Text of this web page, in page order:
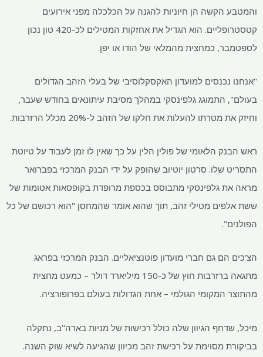
והמטבע הקשה הן חיוניות להגנה על הכלכלה מפני אירועים
קטסטרופליים. הוא הגדיל את אחזקות המטילים לכ-420 טון נכון
לספטמבר, כמחצית מהמלאי של הודו או יפן.
"אנחנו נכנסים למועדון האקסקלוסיבי של בעלי הזהב הגדולים
בעולם", התמוגג גלפינסקי במהלך מסיבת עיתונאים בחודש שעבר,
וחיזק את מטרתו להעלות את חלקו של הזהב ל-20% מכלל הרזרבות.
ראש הבנק הלאומי של פולין הלין על כך שאין לו זמן לעבוד על טיוטת
התסריט שלו. סרטון יוטיוב שהופק על ידי הבנק המרכזי בפברואר
מראה את גלפינסקי מתבוסס בכספת מרופדת בקופסאות אטומות של
ששת אלפים מטילי זהב, תוך שהוא אומר שהמחסן "הוא רכושם של כל
הפולנים".
הצ'כים הם גם חברי מועדון פוטנציאליים. הבנק המרכזי בפראג
מתגאה ברזרבות חוץ של כ-150 מיליארד דולר – כמעט מחצית
מהתוצר המקומי הגולמי – אחת הגדולות בעולם בפרופורציה.
מיכל, שדחף הגיוון שלה כולל רכישות של מניות בארה"ב, נתקלה
בביקורת מסוימת על רכישת זהב מכיוון שהגיעה לשיא שוק השנה.